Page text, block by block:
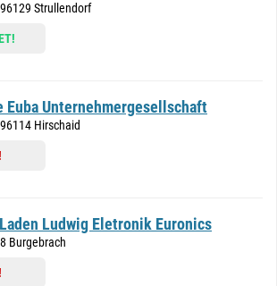
Strullendorf
Euba Unternehmergesellschaft
Hirschaid
Ludwig Eletronik Euronics
Burgebrach